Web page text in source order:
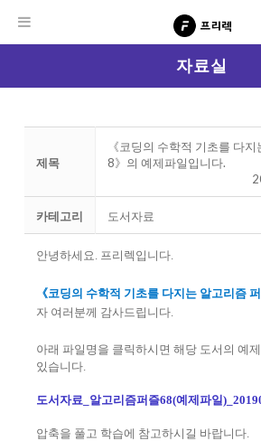
자료실
제목
《코딩의 수학적 기초를 다
8》의 예제파일입니다.
카테고리 도서자료
안녕하세요. 프리렉입니다.
《코딩의 수학적 기초를 다지는 알고리즘 퍼
자 여러분께 감사드립니다.
아래 파일명을 클릭하시면 해당 도서의 예
있습니다.
도서자료_알고리즘퍼즐68(예제파일
압축을 풀고 학습에 참고하시길 바랍니다.